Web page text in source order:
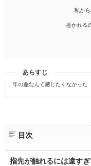
私か
惹かれる
あらすじ
年の差なんて感じたくなかった
目次
指先が触れるには遠すぎ